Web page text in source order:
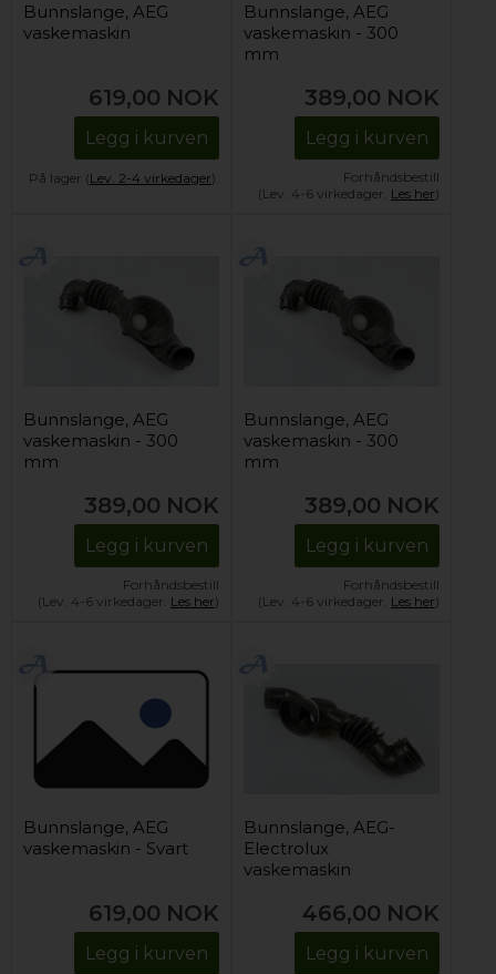
Bunnslange, AEG
vaskemaskin
619,00 NOK
Legg i kurven
På lager (Lev. 2-4 virkedager).
Bunnslange, AEG
vaskemaskin - 300
mm
389,00 NOK
Legg i kurven
Forhåndsbestill
(Lev. 4-6 virkedager. Les her)
Bunnslange, AEG
vaskemaskin - 300
mm
389,00 NOK
Legg i kurven
Forhåndsbestill
(Lev. 4-6 virkedager. Les her)
Bunnslange, AEG
vaskemaskin - 300
mm
389,00 NOK
Legg i kurven
Forhåndsbestill
(Lev. 4-6 virkedager. Les her)
Bunnslange, AEG
vaskemaskin - Svart
619,00 NOK
Legg i kurven
Bunnslange, AEG-
Electrolux
vaskemaskin
466,00 NOK
Legg i kurven